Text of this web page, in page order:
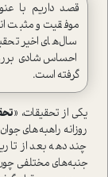
قصد داریم با
موفقیت و
سال‌های اخیر
احساس شادی
گرفته است.
یکی از تحقیقات، «
روزانه راهبه‌های
چند دهه بعد از
جنبه‌های مختلفی